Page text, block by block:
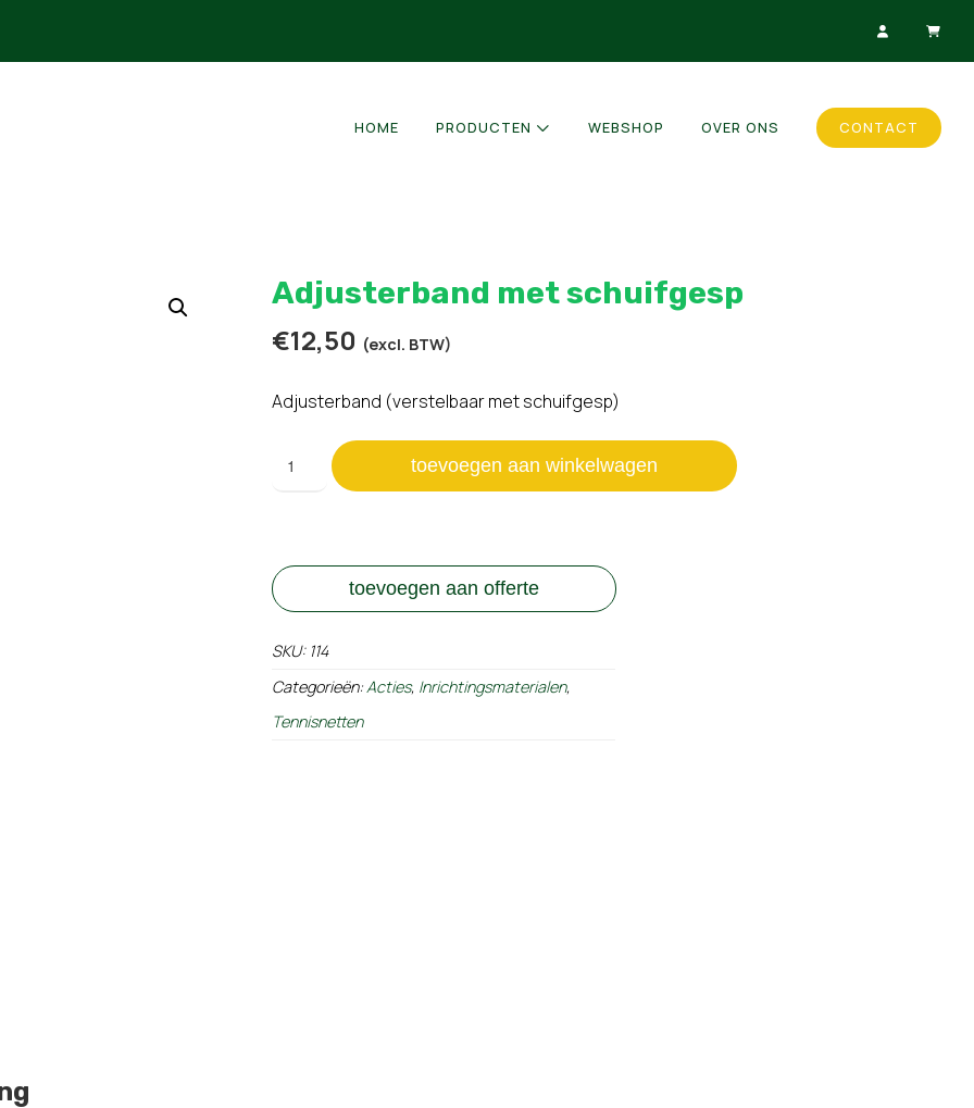
HOME PRODUCTEN WEBSHOP OVER ONS CONTACT
Adjusterband met schuifgesp
€12,50 (excl. BTW)
Adjusterband (verstelbaar met schuifgesp)
Adjusterband
met
schuifgesp
toevoegen aan winkelwagen
toevoegen aan offerte
SKU: 114
Categorieën:Acties, Inrichtingsmaterialen,
Tennisnetten